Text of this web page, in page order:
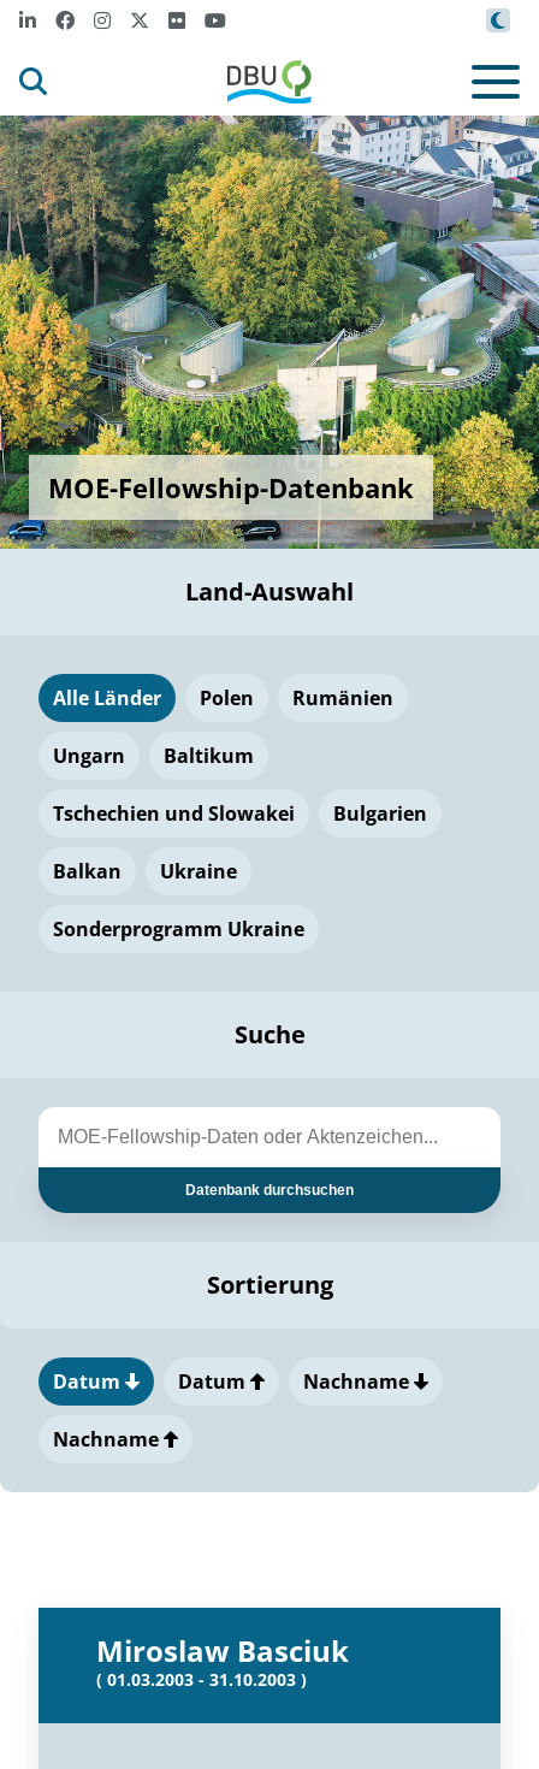
MOE-Fellowship-Datenbank
Land-Auswahl
Alle Länder Polen Rumänien
Ungarn Baltikum
Tschechien und Slowakei Bulgarien
Balkan Ukraine
Sonderprogramm Ukraine
Suche
Datenbank durchsuchen
Sortierung
Datum Datum Nachname
Nachname
Miroslaw Basciuk
( 01.03.2003 - 31.10.2003 )